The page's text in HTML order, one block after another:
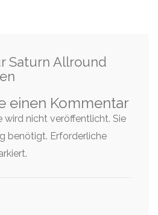
Saturn Allround
einen Kommentar
wird nicht veröffentlicht. Sie
benötigt. Erforderliche